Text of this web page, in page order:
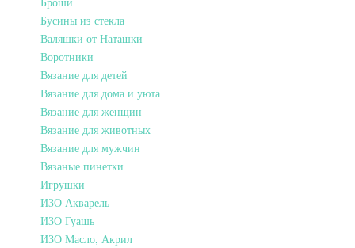
Бусины из стекла
Валяшки от Наташки
Воротники
Вязание для детей
Вязание для дома и уюта
Вязание для женщин
Вязание для животных
Вязание для мужчин
Вязаные пинетки
Игрушки
ИЗО Акварель
ИЗО Гуашь
ИЗО Масло, Акрил